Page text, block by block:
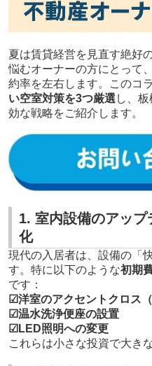
夏は賃貸経営を見直す絶好
悩むオーナーの方にとって
約率を左右します。このコ
い空室対策を3つ厳選 し、
効な戦略をご紹介します。
1. 室内設備のアッ
化
現代の入居者は、設備の「
す。特に以下のような初期
です：
☑洋室のアクセントクロス
☑温水洗浄便座の設置
☑LED照明への変更
これらは小さな投資で大き